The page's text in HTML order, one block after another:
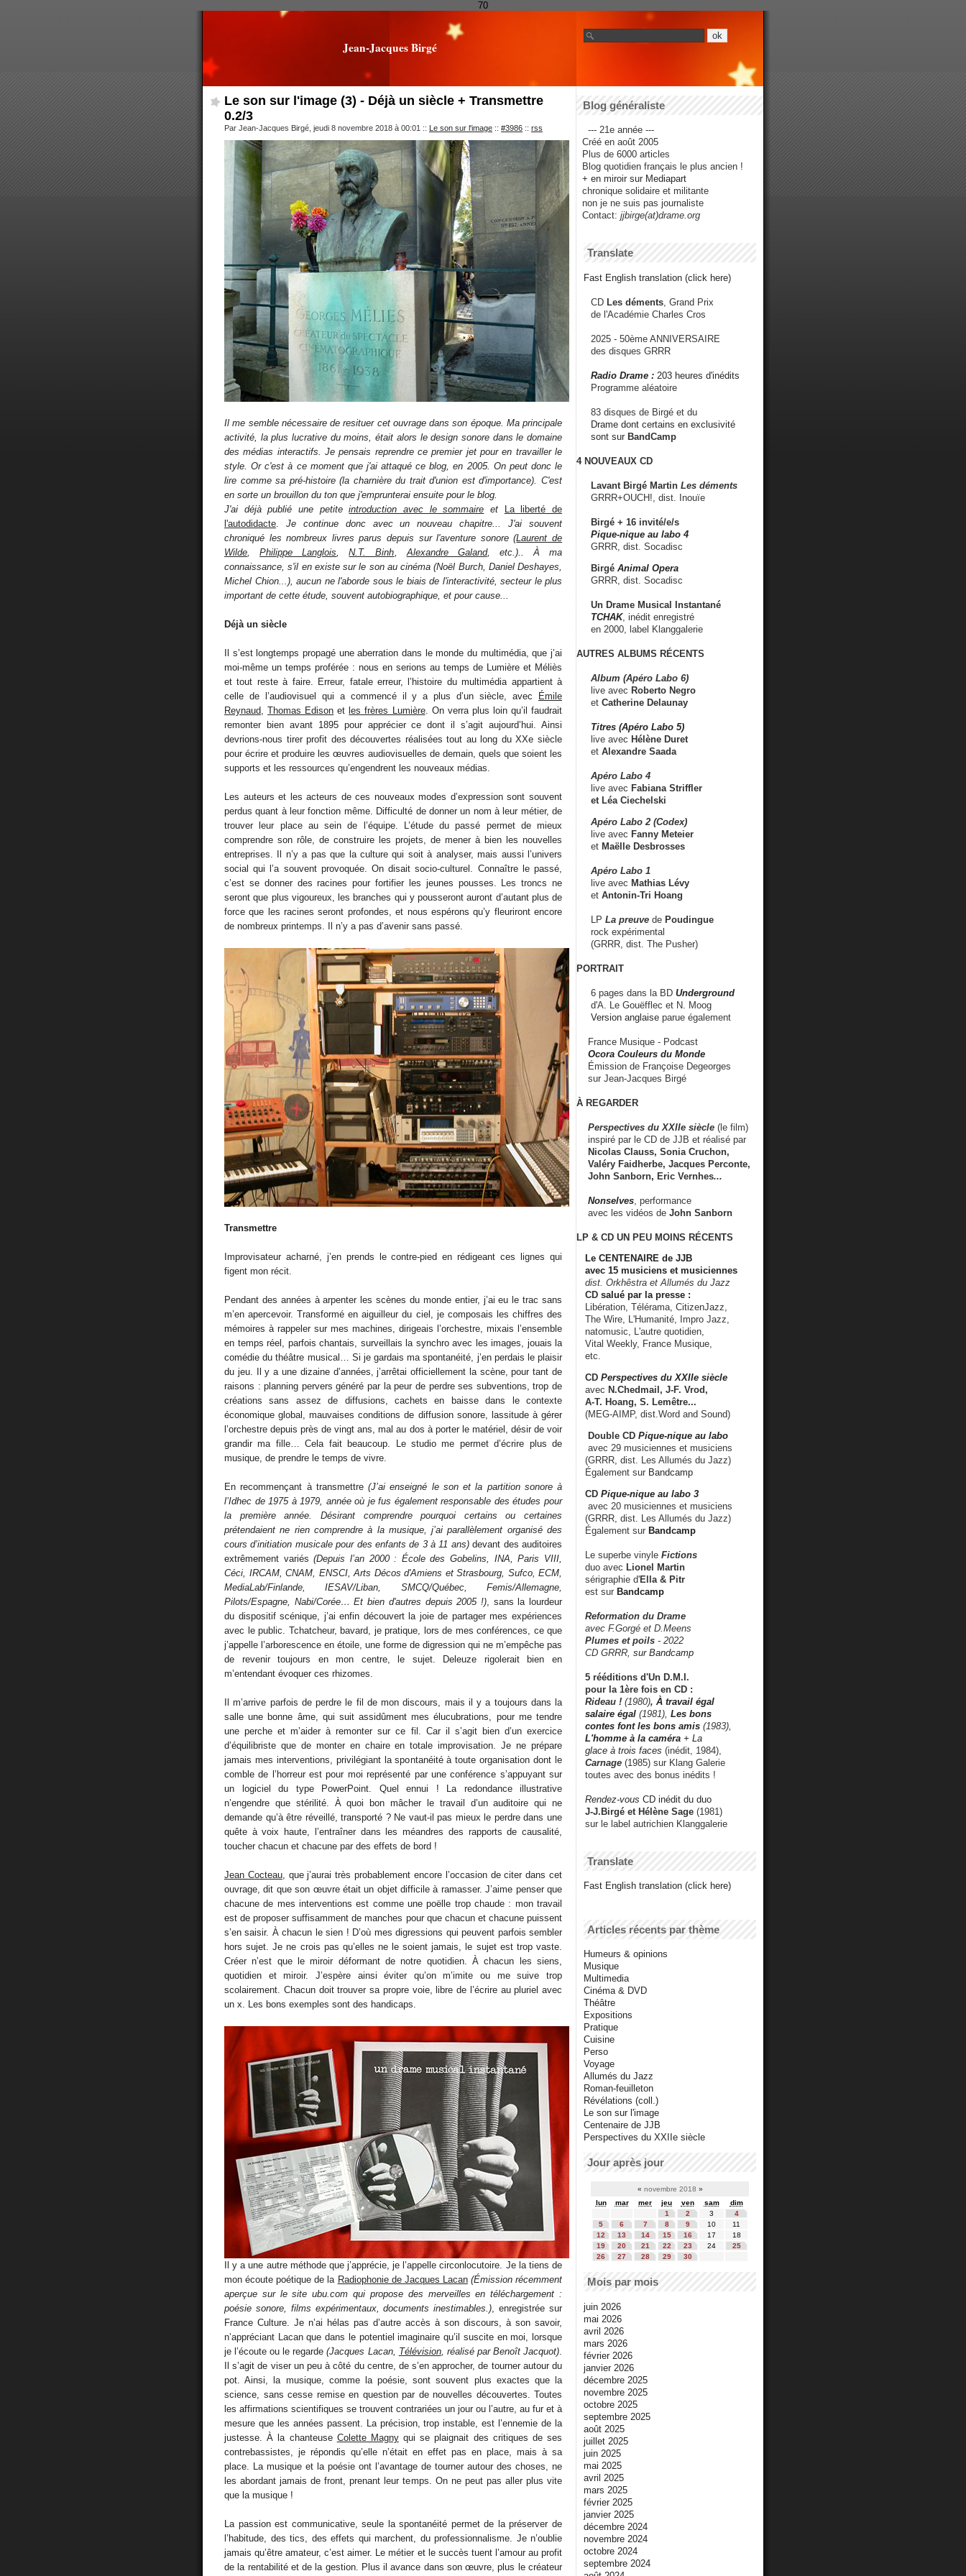
70
Jean-Jacques Birgé
Le son sur l'image (3) - Déjà un siècle + Transmettre
0.2/3
Par Jean-Jacques Birgé, jeudi 8 novembre 2018 à 00:01 :: Le son sur l'image :: #3986 :: rss
Il me semble nécessaire de resituer cet ouvrage dans son époque. Ma principale
activité, la plus lucrative du moins, était alors le design sonore dans le domaine
des médias interactifs. Je pensais reprendre ce premier jet pour en travailler le
style. Or c'est à ce moment que j'ai attaqué ce blog, en 2005. On peut donc le
lire comme sa pré-histoire (la charnière du trait d'union est d'importance). C'est
en sorte un brouillon du ton que j'emprunterai ensuite pour le blog.
J'ai déjà publié une petiteintroduction avec le sommaire et
La liberté de
l'autodidacte
Je continue donc avec un nouveau chapitre... J'ai souvent
chroniqué les nombreux livres parus depuis sur l'aventure sonore (Laurent de
Wilde ,Philippe Langlois ,N.T. Binh Alexandre Galand, etc.).. À ma
connaissance, s'il en existe sur le son au cinéma (Noël Burch, Daniel Deshayes,
Michel Chion...), aucun ne l'aborde sous le biais de l'interactivité, secteur le plus
important de cette étude, souvent autobiographique, et pour cause...
Déjà un siècle
Il s’est longtemps propagé une aberration dans le monde du multimédia, que j’ai
moi-même un temps proférée : nous en serions au temps de Lumière et Méliès
et tout reste à faire. Erreur, fatale erreur, l’histoire du multimédia appartient à
celle de l’audiovisuel qui a commencé il y a plus d’un siècle, avec
Émile
Reynaud ,Thomas Edison et les frères Lumière. On verra plus loin qu’il faudrait
remonter bien avant 1895 pour apprécier ce dont il s’agit aujourd’hui. Ainsi
devrions-nous tirer profit des découvertes réalisées tout au long du XXe siècle
pour écrire et produire les œuvres audiovisuelles de demain, quels que soient les
supports et les ressources qu’engendrent les nouveaux médias.
Les auteurs et les acteurs de ces nouveaux modes d’expression sont souvent
perdus quant à leur fonction même. Difficulté de donner un nom à leur métier, de
trouver leur place au sein de l’équipe. L’étude du passé permet de mieux
comprendre son rôle, de construire les projets, de mener à bien les nouvelles
entreprises. Il n’y a pas que la culture qui soit à analyser, mais aussi l’univers
social qui l’a souvent provoquée. On disait socio-culturel. Connaître le passé,
c’est se donner des racines pour fortifier les jeunes pousses. Les troncs ne
seront que plus vigoureux, les branches qui y pousseront auront d’autant plus de
force que les racines seront profondes, et nous espérons qu’y fleuriront encore
de nombreux printemps. Il n’y a pas d’avenir sans passé.
Transmettre
Improvisateur acharné, j’en prends le contre-pied en rédigeant ces lignes qui
figent mon récit.
Pendant des années à arpenter les scènes du monde entier, j’ai eu le trac sans
m’en apercevoir. Transformé en aiguilleur du ciel, je composais les chiffres des
mémoires à rappeler sur mes machines, dirigeais l’orchestre, mixais l’ensemble
en temps réel, parfois chantais, surveillais la synchro avec les images, jouais la
comédie du théâtre musical… Si je gardais ma spontanéité, j’en perdais le plaisir
du jeu. Il y a une dizaine d’années, j’arrêtai officiellement la scène, pour tant de
raisons : planning pervers généré par la peur de perdre ses subventions, trop de
créations sans assez de diffusions, cachets en baisse dans le contexte
économique global, mauvaises conditions de diffusion sonore, lassitude à gérer
l’orchestre depuis près de vingt ans, mal au dos à porter le matériel, désir de voir
grandir ma fille… Cela fait beaucoup. Le studio me permet d’écrire plus de
musique, de prendre le temps de vivre.
En recommençant à transmettre (J’ai enseigné le son et la partition sonore à
l’Idhec de 1975 à 1979, année où je fus également responsable des études pour
la première année. Désirant comprendre pourquoi certains ou certaines
prétendaient ne rien comprendre à la musique, j’ai parallèlement organisé des
cours d’initiation musicale pour des enfants de 3 à 11 ans)devant des auditoires
extrêmement variés(Depuis l’an 2000 : École des Gobelins, INA, Paris VIII,
Céci, IRCAM, CNAM, ENSCI, Arts Décos d'Amiens et Strasbourg, Sufco, ECM,
MediaLab/Finlande, IESAV/Liban, SMCQ/Québec, Femis/Allemagne,
Pilots/Espagne, Nabi/Corée… Et bien d'autres depuis 2005 !), sans la lourdeur
du dispositif scénique, j’ai enfin découvert la joie de partager mes expériences
avec le public. Tchatcheur, bavard, je pratique, lors de mes conférences, ce que
j’appelle l’arborescence en étoile, une forme de digression qui ne m’empêche pas
de revenir toujours en mon centre, le sujet. Deleuze rigolerait bien en
m’entendant évoquer ces rhizomes.
Il m’arrive parfois de perdre le fil de mon discours, mais il y a toujours dans la
salle une bonne âme, qui suit assidûment mes élucubrations, pour me tendre
une perche et m’aider à remonter sur ce fil. Car il s’agit bien d’un exercice
d’équilibriste que de monter en chaire en totale improvisation. Je ne prépare
jamais mes interventions, privilégiant la spontanéité à toute organisation dont le
comble de l’horreur est pour moi représenté par une conférence s’appuyant sur
un logiciel du type PowerPoint. Quel ennui ! La redondance illustrative
n’engendre que stérilité. À quoi bon mâcher le travail d’un auditoire qui ne
demande qu’à être réveillé, transporté ? Ne vaut-il pas mieux le perdre dans une
quête à voix haute, l’entraîner dans les méandres des rapports de causalité,
toucher chacun et chacune par des effets de bord !
Jean Cocteau, que j’aurai très probablement encore l’occasion de citer dans cet
ouvrage, dit que son œuvre était un objet difficile à ramasser. J’aime penser que
chacune de mes interventions est comme une poëlle trop chaude : mon travail
est de proposer suffisamment de manches pour que chacun et chacune puissent
s’en saisir. À chacun le sien ! D’où mes digressions qui peuvent parfois sembler
hors sujet. Je ne crois pas qu’elles ne le soient jamais, le sujet est trop vaste.
Créer n’est que le miroir déformant de notre quotidien. À chacun les siens,
quotidien et miroir. J’espère ainsi éviter qu’on m’imite ou me suive trop
scolairement. Chacun doit trouver sa propre voie, libre de l’écrire au pluriel avec
un x. Les bons exemples sont des handicaps.
Il y a une autre méthode que j’apprécie, je l’appelle circonlocutoire. Je la tiens de
mon écoute poétique de la Radiophonie de Jacques Lacan (Émission récemment
aperçue sur le site ubu.com qui propose des merveilles en téléchargement :
poésie sonore, films expérimentaux, documents inestimables.) , enregistrée sur
France Culture. Je n’ai hélas pas d’autre accès à son discours, à son savoir,
n’appréciant Lacan que dans le potentiel imaginaire qu’il suscite en moi, lorsque
je l’écoute ou le regarde(Jacques Lacan, Télévision, réalisé par Benoît Jacquot)
Il s’agit de viser un peu à côté du centre, de s’en approcher, de tourner autour du
pot. Ainsi, la musique, comme la poésie, sont souvent plus exactes que la
science, sans cesse remise en question par de nouvelles découvertes. Toutes
les affirmations scientifiques se trouvent contrariées un jour ou l’autre, au fur et à
mesure que les années passent. La précision, trop instable, est l’ennemie de la
justesse. À la chanteuse Colette Magnyqui se plaignait des critiques de ses
contrebassistes, je répondis qu’elle n’était en effet pas en place, mais à sa
place. La musique et la poésie ont l’avantage de tourner autour des choses, ne
les abordant jamais de front, prenant leur temps. On ne peut pas aller plus vite
que la musique !
La passion est communicative, seule la spontanéité permet de la préserver de
l’habitude, des tics, des effets qui marchent, du professionnalisme. Je n’oublie
jamais qu’être amateur, c’est aimer. Le métier et le succès tuent l’amour au profit
de la rentabilité et de la gestion. Plus il avance dans son œuvre, plus le créateur
Blog généraliste
--- 21e année ---
Créé en août 2005
Plus de 6000 articles
Blog quotidien français le plus ancien !
+ en miroir sur Mediapart
chronique solidaire et militante
non je ne suis pas journaliste
Contact: jjbirge(at)drame.org
Translate
Fast English translation (click here)
CD Les déments , Grand Prix
de l'Académie Charles Cros
2025 - 50ème ANNIVERSAIRE
des disques GRRR
Radio Drame : 203 heures d'inédits
Programme aléatoire
83 disques de Birgé et du
Drame dont certains en exclusivité
sont sur BandCamp
4 NOUVEAUX CD
Lavant Birgé Martin Les déments
GRRR+OUCH!, dist. Inouïe
Birgé + 16 invité/e/s
Pique-nique au labo 4
GRRR, dist. Socadisc
Birgé Animal Opera
GRRR, dist. Socadisc
Un Drame Musical Instantané
TCHAK, inédit enregistré
en 2000, label Klanggalerie
AUTRES ALBUMS RÉCENTS
Album (Apéro Labo 6)
live avec Roberto Negro
et Catherine Delaunay
Titres (Apéro Labo 5)
live avec Hélène Duret
et Alexandre Saada
Apéro Labo 4
live avec Fabiana Striffler
et Léa Ciechelski
Apéro Labo 2 (Codex)
live avec Fanny Meteier
et Maëlle Desbrosses
Apéro Labo 1
live avec Mathias Lévy
et Antonin-Tri Hoang
LP La preuve de Poudingue
rock expérimental
(GRRR, dist. The Pusher)
PORTRAIT
6 pages dans la BD Underground
d'A. Le Gouëfflec et N. Moog
Version anglaise parue également
France Musique - Podcast
Ocora Couleurs du Monde
Émission de Françoise Degeorges
sur Jean-Jacques Birgé
À REGARDER
Perspectives du XXIIe siècle (le film)
inspiré par le CD de JJB et réalisé par
Nicolas Clauss, Sonia Cruchon,
Valéry Faidherbe, Jacques Perconte,
John Sanborn, Eric Vernhes...
Nonselves , performance
avec les vidéos de John Sanborn
LP & CD UN PEU MOINS RÉCENTS
Le CENTENAIRE de JJB
avec 15 musiciens et musiciennes
dist. Orkhêstra et Allumés du Jazz
CD salué par la presse :
Libération, Télérama, CitizenJazz,
The Wire, L'Humanité, Impro Jazz,
natomusic, L'autre quotidien,
Vital Weekly, France Musique,
etc.
CD Perspectives du XXIIe siècle
avec N.Chedmail, J-F. Vrod,
A-T. Hoang, S. Lemêtre...
(MEG-AIMP, dist.Word and Sound)
Double CD Pique-nique au labo
avec 29 musiciennes et musiciens
(GRRR, dist. Les Allumés du Jazz)
Également sur Bandcamp
CD Pique-nique au labo 3
avec 20 musiciennes et musiciens
(GRRR, dist. Les Allumés du Jazz)
Également sur Bandcamp
Le superbe vinyle Fictions
duo avec Lionel Martin
sérigraphie d'Ella & Pitr
est sur Bandcamp
Reformation du Drame
avec F.Gorgé et D.Meens
Plumes et poils - 2022
CD GRRR, sur Bandcamp
5 rééditions d'Un D.M.I.
pour la 1ère fois en CD :
Rideau ! (1980), À travail égal
salaire égal (1981), Les bons
contes font les bons amis (1983),
L'homme à la caméra + La
glace à trois faces (inédit, 1984),
Carnage (1985) sur Klang Galerie
toutes avec des bonus inédits !
Rendez-vous CD inédit du duo
J-J.Birgé et Hélène Sage (1981)
sur le label autrichien Klanggalerie
Translate
Fast English translation (click here)
Articles récents par thème
Humeurs & opinions
Musique
Multimedia
Cinéma & DVD
Théâtre
Expositions
Pratique
Cuisine
Perso
Voyage
Allumés du Jazz
Roman-feuilleton
Révélations (coll.)
Le son sur l'image
Centenaire de JJB
Perspectives du XXIIe siècle
Jour après jour
« novembre 2018 »
lun
mar mer jeu ven sam
dim
1
2 3
4
5
6 7 8 9 10
11
12
13 14 15 16 17
18
19
20 21 22 23 24
25
26
27 28 29 30
Mois par mois
juin 2026
mai 2026
avril 2026
mars 2026
février 2026
janvier 2026
décembre 2025
novembre 2025
octobre 2025
septembre 2025
août 2025
juillet 2025
juin 2025
mai 2025
avril 2025
mars 2025
février 2025
janvier 2025
décembre 2024
novembre 2024
octobre 2024
septembre 2024